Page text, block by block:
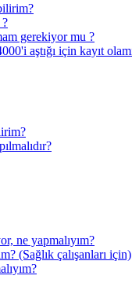
gerekiyor mu ?
aştığı için kayıt
ne yapmalıyım?
(Sağlık çalışanları için)